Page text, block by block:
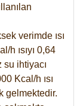
verimde ısı
h ısıyı 0,64
ihtiyacı
Kcal/h ısı
gelmektedir.